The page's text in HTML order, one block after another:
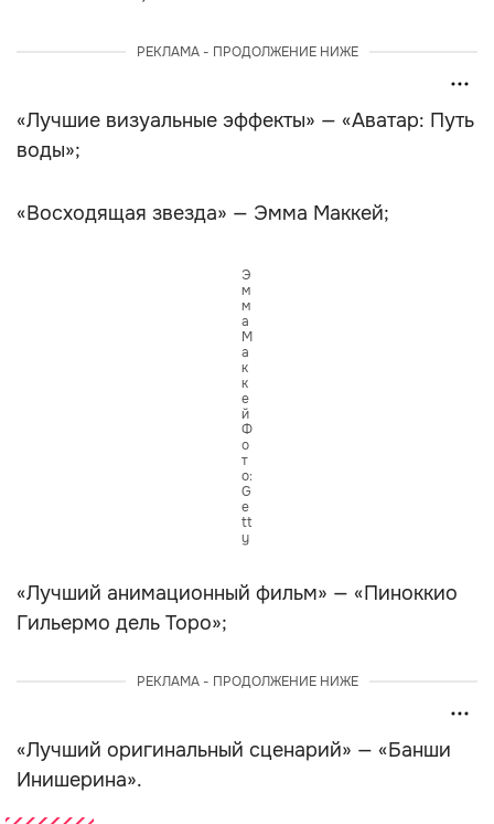
РЕКЛАМА - ПРОДОЛЖЕНИЕ НИЖЕ
«Лучшие визуальные эффекты» — «Аватар: Путь
воды»;
«Восходящая звезда» — Эмма Маккей;
Э
м
м
а
М
а
к
к
е
й
Ф
о
т
о:
G
e
tt
y
«Лучший анимационный фильм» — «Пиноккио
Гильермо дель Торо»;
РЕКЛАМА - ПРОДОЛЖЕНИЕ НИЖЕ
«Лучший оригинальный сценарий» — «Банши
Инишерина».